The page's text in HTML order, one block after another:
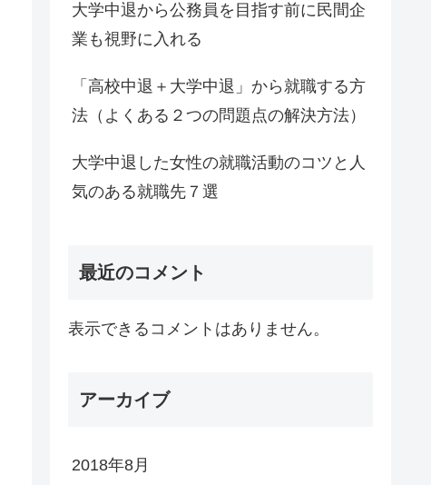
大学中退から公務員を目指す前に民間企
業も視野に入れる
「高校中退＋大学中退」から就職する方
法（よくある２つの問題点の解決方法）
大学中退した女性の就職活動のコツと人
気のある就職先７選
最近のコメント
表示できるコメントはありません。
アーカイブ
2018年8月